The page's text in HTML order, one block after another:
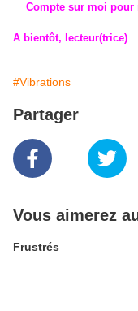
Compte sur moi pour
A bientôt, lecteur(trice)
#Vibrations
Partager
Vous aimerez
Frustrés